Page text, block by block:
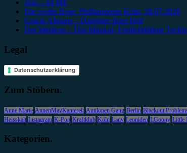
Juju – 44 ME
Die weiße Rose, Philharmonie Köln, 28.07.2026
Gracie Abrams – Daughter from Hell
Der Medicus – Das Musical, Freilichtbühne
Legal
Datenschutzerklärung
Zum Stöbern.
Anne Marie AnnenMayKantereit Antilopen Gang Berlin Blackout
Heisskalt Instagram K-Pop Kraftklub Köln Lauv Leoniden LGoony Little
Kategorien.